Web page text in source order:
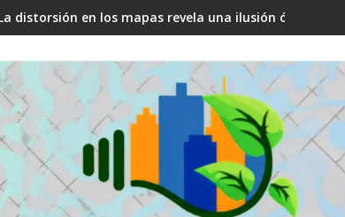
distorsión en los mapas revela una ilusión óptica